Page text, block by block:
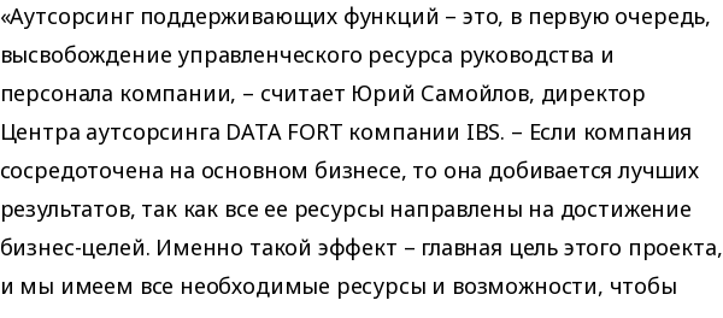
«Аутсорсинг поддерживающих функций – это, в первую очередь,
высвобождение управленческого ресурса руководства и
персонала компании, – считает Юрий Самойлов, директор
Центра аутсорсинга DATA FORT компании IBS. – Если компания
сосредоточена на основном бизнесе, то она добивается лучших
результатов, так как все ее ресурсы направлены на достижение
бизнес-целей. Именно такой эффект – главная цель этого проекта,
и мы имеем все необходимые ресурсы и возможности, чтобы